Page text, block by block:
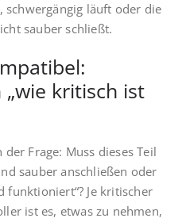
schwergängig läuft oder die
sauber schließt.
kritisch ist
Frage: Muss dieses Teil
sauber anschließen oder
funktioniert“? Je kritischer
ist es, etwas zu nehmen,